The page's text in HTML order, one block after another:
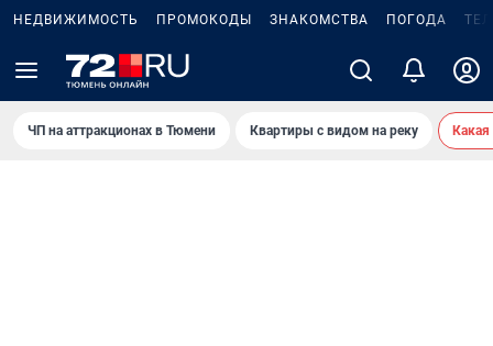
НЕДВИЖИМОСТЬ ПРОМОКОДЫ ЗНАКОМСТВА ПОГОДА
ЧП на аттракционах в Тюмени Квартиры с видом на реку